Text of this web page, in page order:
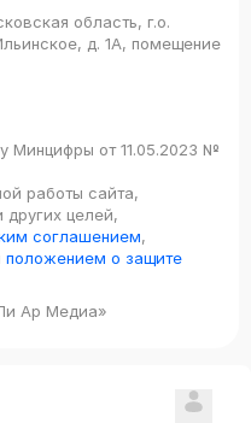
область, г.о.
д. 1А, помещение
Минцифры от 11.05.2023 №
работы сайта,
других целей,
соглашением,
положением о защите
Ар Медиа»